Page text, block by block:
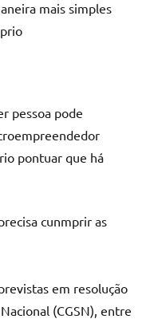
mais simples
pessoa pode
pontuar que há
cunmprir as
em resolução
(CGSN), entre